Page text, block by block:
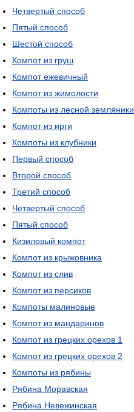
Четвертый способ
Пятый способ
Шестой способ
Компот из груш
Компот ежевичный
Компот из жимолости
Компоты из лесной земляники
Компот из ирги
Компоты из клубники
Первый способ
Второй способ
Третий способ
Четвертый способ
Пятый способ
Кизиловый компот
Компот из крыжовника
Компот из слив
Компот из персиков
Компоты малиновые
Компот из мандаринов
Компот из грецких орехов 1
Компот из грецких орехов 2
Компоты из рябины
Рябина Моравская
Рябина Невежинская